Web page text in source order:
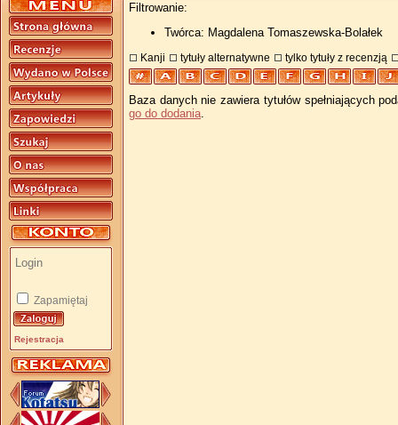
Zapamiętaj
Rejestracja
Filtrowanie:
Twórca: Magdalena Tomaszewska-Bolałek
Kanji tytuły alternatywne tylko tytuły z recenzją
Baza danych nie zawiera tytułów spełniających
go do dodania.